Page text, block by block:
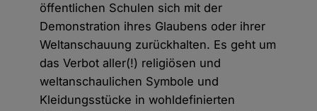
öffentlichen Schulen sich mit der
Demonstration ihres Glaubens oder ihrer
Weltanschauung zurückhalten. Es geht um
das Verbot aller(!) religiösen und
weltanschaulichen Symbole und
Kleidungsstücke in wohldefinierten